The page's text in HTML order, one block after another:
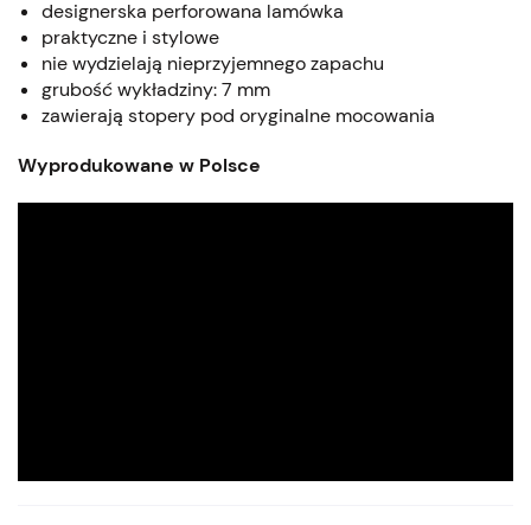
designerska perforowana lamówka
praktyczne i stylowe
nie wydzielają nieprzyjemnego zapachu
grubość wykładziny: 7 mm
zawierają stopery pod oryginalne mocowania
Wyprodukowane w Polsce